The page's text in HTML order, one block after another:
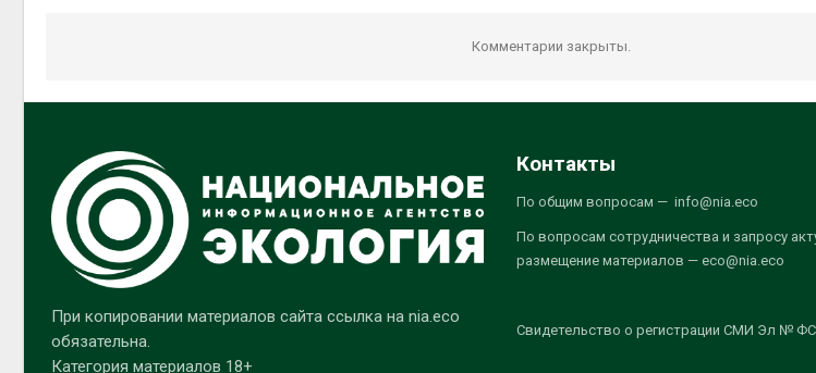
Комментарии закрыты.
При копировании материалов сайта ссылка на nia.eco
обязательна.
Категория материалов 18+
Контакты
По общим вопросам — info@nia.eco
По вопросам сотрудничества и запросу
размещение материалов — eco@nia.eco
Свидетельство о регистрации СМИ Эл №